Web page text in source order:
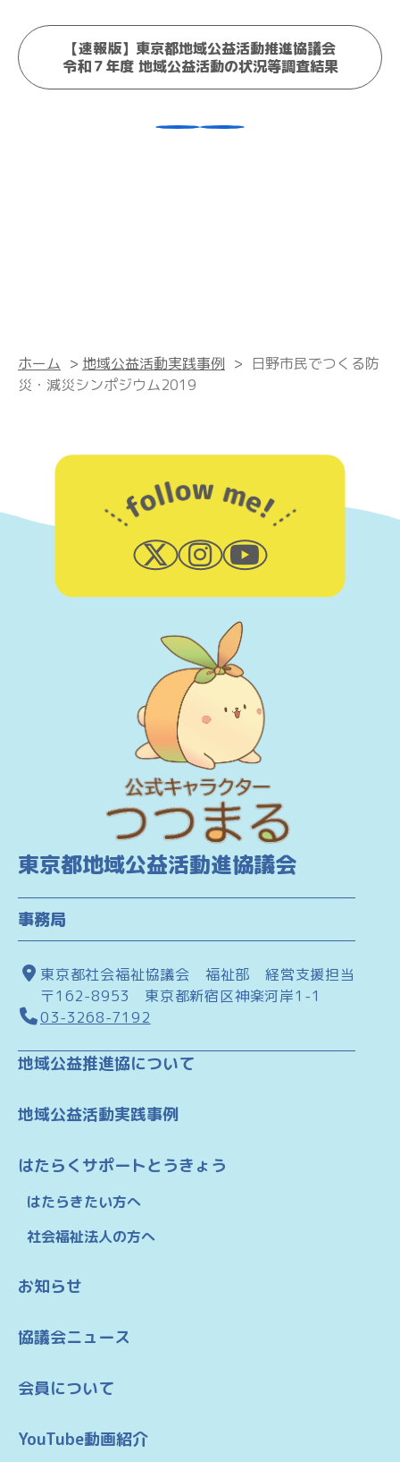
【速報版】東京都地域公益活動推進協議会
令和７年度 地域公益活動の状況等調査結果
ホーム > 地域公益活動実践事例 > 日野市民でつくる防
災・減災シンポジウム2019
東京都地域公益活動進協議会
事務局
東京都社会福祉協議会 福祉部 経営支援担当
〒162-8953 東京都新宿区神楽河岸1-1
03-3268-7192
地域公益推進協について
地域公益活動実践事例
はたらくサポートとうきょう
はたらきたい方へ
社会福祉法人の方へ
お知らせ
協議会ニュース
会員について
YouTube動画紹介